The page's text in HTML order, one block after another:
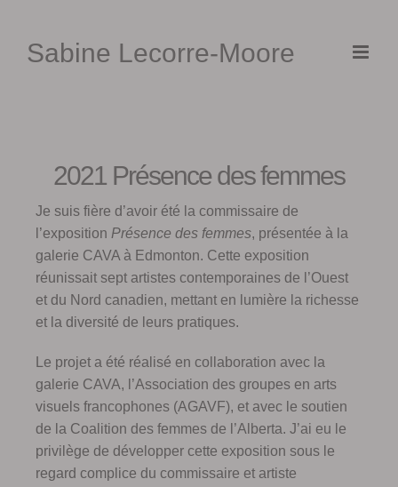
contentSabine Lecorre-Moore
2021 Présence des femmes
Je suis fière d’avoir été la commissaire de
l’exposition Présence des femmes, présentée à la
galerie CAVA à Edmonton. Cette exposition
réunissait sept artistes contemporaines de l’Ouest
et du Nord canadien, mettant en lumière la richesse
et la diversité de leurs pratiques.
Le projet a été réalisé en collaboration avec la
galerie CAVA, l’Association des groupes en arts
visuels francophones (AGAVF), et avec le soutien
de la Coalition des femmes de l’Alberta. J’ai eu le
privilège de développer cette exposition sous le
regard complice du commissaire et artiste